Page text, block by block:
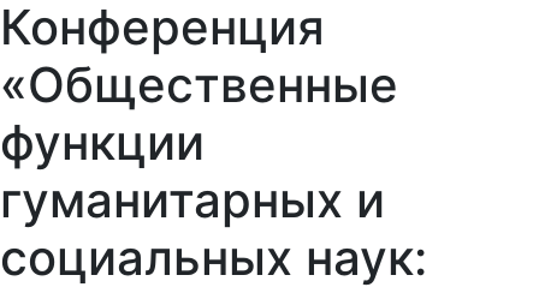
Конференция
«Общественные
функции
гуманитарных и
социальных наук: